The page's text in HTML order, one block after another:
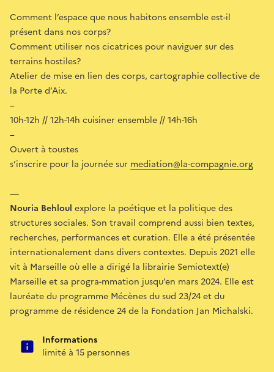
Comment l’espace que nous habitons ensemble est-il
présent dans nos corps?
Comment utiliser nos cicatrices pour naviguer sur des
terrains hostiles?
Atelier de mise en lien des corps, cartographie collective de
la Porte d’Aix.
–
10h-12h // 12h-14h cuisiner ensemble // 14h-16h
–
Ouvert à toustes
s’inscrire pour la journée sur mediation@la-compagnie.org
—
Nouria Behloul explore la poétique et la politique des
structures sociales. Son travail comprend aussi bien textes,
recherches, performances et curation. Elle a été présentée
internationalement dans divers contextes. Depuis 2021 elle
vit à Marseille où elle a dirigé la librairie Semiotext(e)
Marseille et sa progra-mmation jusqu’en mars 2024. Elle est
lauréate du programme Mécènes du sud 23/24 et du
programme de résidence 24 de la Fondation Jan Michalski.
Informations
limité à 15 personnes